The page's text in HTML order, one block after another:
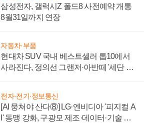
삼성전자, 갤럭시Z 폴드8 사전예약 개통
8월31일까지 연장
자동차·부품
현대차 SUV 국내 베스트셀러 톱10에서
사라진다, 정의선 그랜저·아반떼 '세단 쌍
전자·전기·정보통신
[AI 뭉쳐야 산다⑧] LG·엔비디아 '피지컬 A
I' 동맹 강화, 구광모 제조·데이터·기술 결